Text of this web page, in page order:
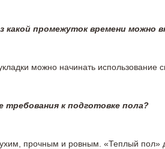
какой промежуток времени можно
можно начинать
требования к подготовке пола?
прочным и ровным. «Теплый пол»